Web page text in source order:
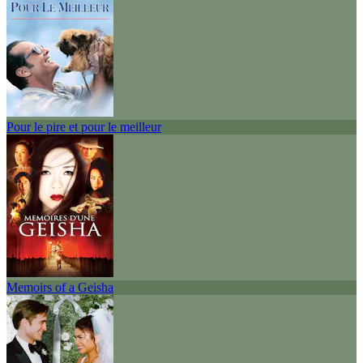
Pour le pire et pour le meilleur
Memoirs of a Geisha